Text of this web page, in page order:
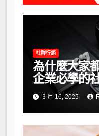
社群行銷
為什麼大家
企業必學的
3 月 16, 2025